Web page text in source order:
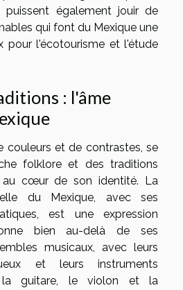
puissent également jouir de
qui font du Mexique une
pour l'écotourisme et l'étude
: l'âme
couleurs et de contrastes, se
folklore et des traditions
au cœur de son identité. La
du Mexique, avec ses
est une expression
bien au-delà de ses
musicaux, avec leurs
et leurs instruments
la guitare, le violon et la